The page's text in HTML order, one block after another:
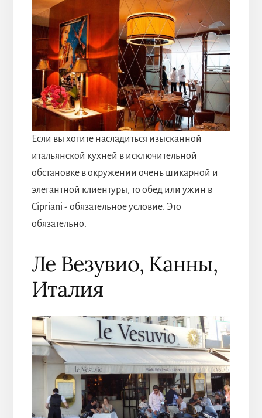
Если вы хотите насладиться изысканной
итальянской кухней в исключительной
обстановке в окружении очень шикарной и
элегантной клиентуры, то обед или ужин в
Cipriani - обязательное условие. Это
обязательно.
Ле Везувио, Канны,
Италия